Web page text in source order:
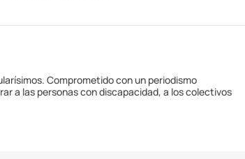
Comprometido con un periodismo
a las personas con discapacidad, a los colectivos